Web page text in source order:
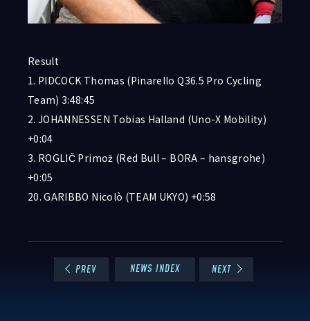
Result
1. PIDCOCK Thomas (Pinarello Q36.5 Pro Cycling
Team) 3:48:45
2. JOHANNESSEN Tobias Halland (Uno-X Mobility)
+0:04
3. ROGLIČ Primož (Red Bull – BORA – hansgrohe)
+0:05
20. GARIBBO Nicolò (TEAM UKYO) +0:58
PREV NEWS INDEX NEXT